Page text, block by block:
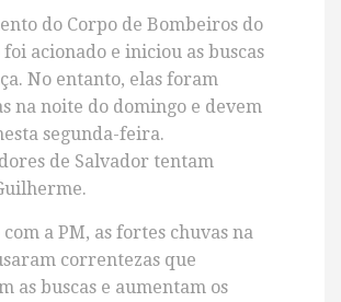
do Corpo de Bombeiros do
acionado e iniciou as buscas
No entanto, elas foram
na noite do domingo e devem
segunda-feira.
de Salvador tentam
a PM, as fortes chuvas na
correntezas que
as buscas e aumentam os